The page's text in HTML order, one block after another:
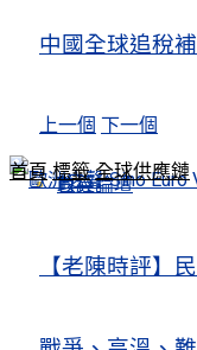
中國全球追稅
上一個 下一個
政經論壇
【老陳時評】
首頁
首頁 標籤 全球供應鏈